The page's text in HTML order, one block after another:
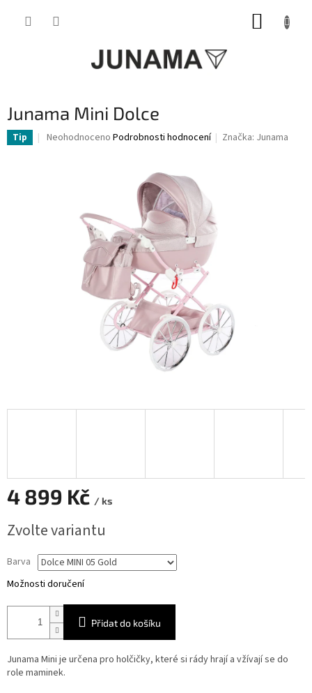
Junama Mini Dolce
Tip
Průměrné
hvězdiček.
Neohodnoceno Podrobnosti hodnocení Značka: Junama
4 899 Kč / ks
cena:
Zvolte variantu
Barva
Možnosti doručení
Přidat do košíku
Junama Mini je určena pro holčičky, které si rády hrají a vžívají se do
role maminek.